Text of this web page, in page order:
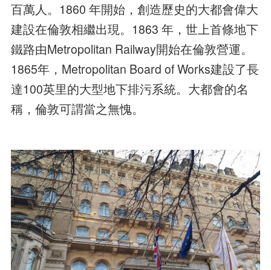
百萬人。1860 年開始，創造歷史的大都會偉大
建設在倫敦相繼出現。1863 年，世上首條地下
鐵路由Metropolitan Railway開始在倫敦營運。
1865年，Metropolitan Board of Works建設了長
達100英里的大型地下排污系統。大都會的名
稱，倫敦可謂當之無愧。